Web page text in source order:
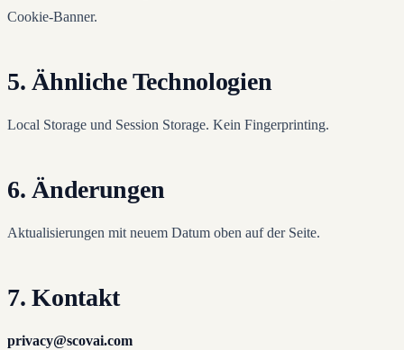
Cookie-Banner.
5. Ähnliche Technologien
Local Storage und Session Storage. Kein Fingerprinting.
6. Änderungen
Aktualisierungen mit neuem Datum oben auf der Seite.
7. Kontakt
privacy@scovai.com